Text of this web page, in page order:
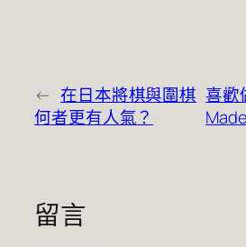
← 在日本將棋與圍棋
何者更有人氣？
喜歡
留言